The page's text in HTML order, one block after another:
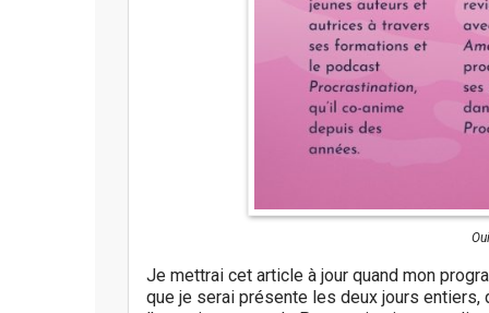
Je mettrai cet article à jour quand mon
que je serai présente les deux jours